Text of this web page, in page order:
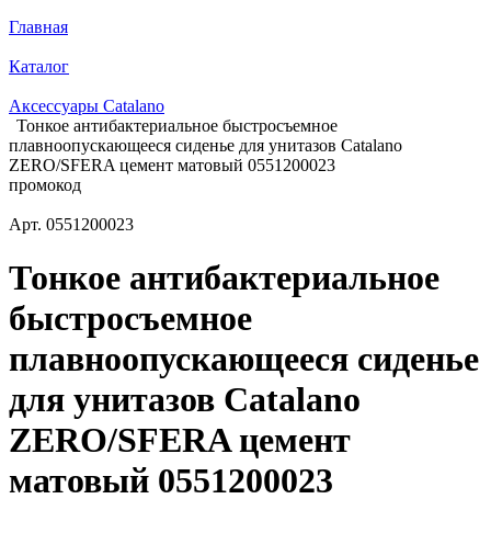
Главная
Каталог
Аксессуары Catalano
Тонкое антибактериальное быстросъемное
плавноопускающееся сиденье для унитазов Catalano
ZERO/SFERA цемент матовый 0551200023
промокод
Арт. 0551200023
Тонкое антибактериальное
быстросъемное
плавноопускающееся сиденье
для унитазов Catalano
ZERO/SFERA цемент
матовый 0551200023